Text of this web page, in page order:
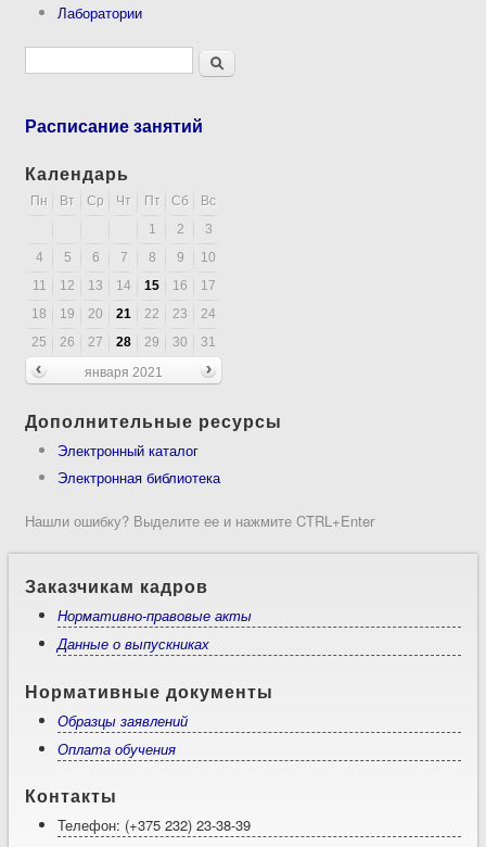
Лаборатории
Форма поискаПоиск
Расписание занятий
Календарь
Пн Вт Ср Чт Пт Сб
Вс
1
2
3
4
5 6 7 8 9
10
11
12 13 14 15 16
17
18
19 20 21 22 23
24
25
26 27 28 29 30
31
января 2021
Дополнительные ресурсы
Электронный каталог
Электронная библиотека
Нашли ошибку? Выделите ее и нажмите CTRL+Enter
Заказчикам кадров
Нормативно-правовые акты
Данные о выпускниках
Нормативные документы
Образцы заявлений
Оплата обучения
Контакты
Телефон: (+375 232) 23-38-39